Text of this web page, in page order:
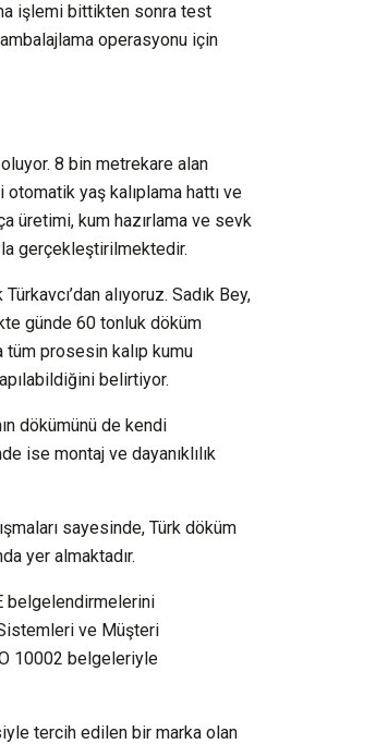
işlemi bittikten sonra test
operasyonu için
8 bin metrekare alan
yaş kalıplama hattı ve
üretimi, kum hazırlama ve sevk
gerçekleştirilmektedir.
alıyoruz. Sadık Bey,
günde 60 tonluk döküm
tüm prosesin kalıp kumu
belirtiyor.
dökümünü de kendi
ise montaj ve dayanıklılık
sayesinde, Türk döküm
yer almaktadır.
belgelendirmelerini
ve Müşteri
10002 belgeleriyle
tercih edilen bir marka olan